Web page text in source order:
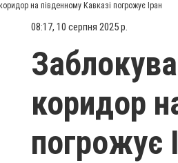
на південному Кавказі погрожує Іран
08:17, 10 серпня 2025 р.
коридор
погрожує